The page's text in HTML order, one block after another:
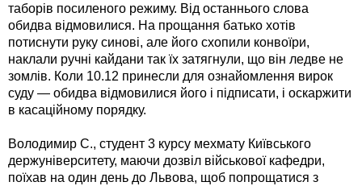
таборів посиленого режиму. Від останнього слова
обидва відмовилися. На прощання батько хотів
потиснути руку синові, але його схопили конвоїри,
наклали ручні кайдани так їх затягнули, що він ледве не
зомлів. Коли 10.12 принесли для ознайомлення вирок
суду — обидва відмовилися його і підписати, і оскаржити
в касаційному порядку.
Володимир С., студент 3 курсу мехмату Київського
держуніверситету, маючи дозвіл військової кафедри,
поїхав на один день до Львова, щоб попрощатися з